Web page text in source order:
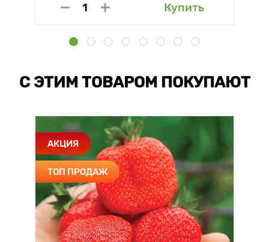
Купить
С ЭТИМ ТОВАРОМ ПОКУПАЮТ
АКЦИЯ
ТОП ПРОДАЖ